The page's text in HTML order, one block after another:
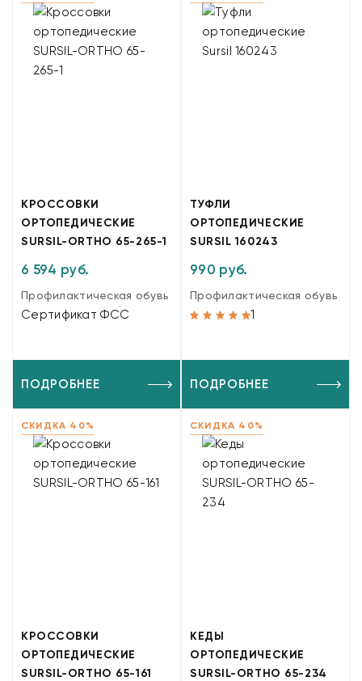
КРОССОВКИ
ОРТОПЕДИЧЕСКИЕ
SURSIL-ORTHO 65-265-1
6 594 руб.
Профилактическая обувь
Сертификат ФСС
ПОДРОБНЕЕ
ТУФЛИ
ОРТОПЕДИЧЕСКИЕ
SURSIL 160243
990 руб.
Профилактическая обувь
1
ПОДРОБНЕЕ
СКИДКА 40%
КРОССОВКИ
ОРТОПЕДИЧЕСКИЕ
SURSIL-ORTHO 65-161
СКИДКА 40%
КЕДЫ
ОРТОПЕДИЧЕСКИЕ
SURSIL-ORTHO 65-234